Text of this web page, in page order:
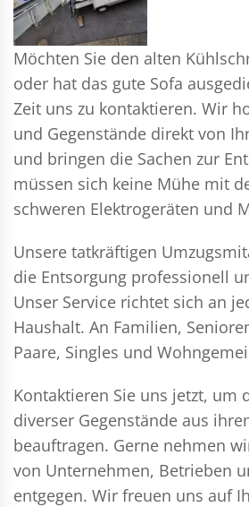
Möchten Sie den alten
oder hat das gute Sofa
Zeit uns zu kontaktieren. Wir
und Gegenstände direkt von
und bringen die Sachen zur
müssen sich keine Mühe mit
schweren Elektrogeräten und
Unsere tatkräftigen
die Entsorgung professionell
Unser Service richtet sich an
Haushalt. An Familien,
Paare, Singles und
Kontaktieren Sie uns jetzt, um
diverser Gegenstände aus
beauftragen. Gerne nehmen
von Unternehmen, Betrieben
entgegen. Wir freuen uns auf